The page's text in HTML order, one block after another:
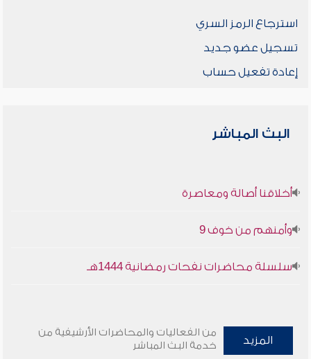
استرجاع الرمز السري
تسجيل عضو جديد
إعادة تفعيل حساب
البث المباشر
أخلاقنا أصالة ومعاصرة
وأمنهم من خوف 9
سلسلة محاضرات نفحات رمضانية 1444هـ
المزيد
من الفعاليات والمحاضرات الأرشيفية من
خدمة البث المباشر